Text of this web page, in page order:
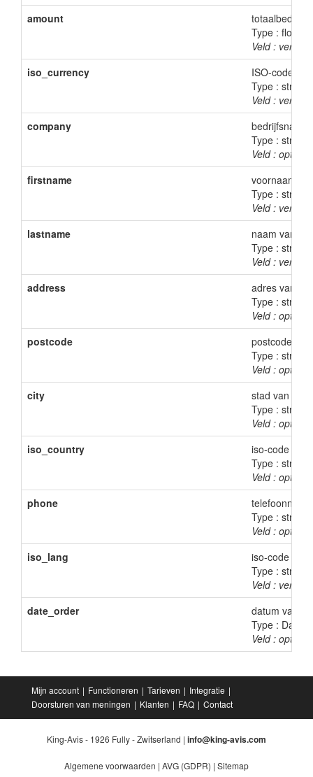
amount
totaalbedrag
Type : float
Veld :
iso_currency
ISO-code
Type :
Veld :
company
bedrijfsnaam
Type : string
Veld :
firstname
voornaam
Type : string
Veld :
lastname
naam van de
Type : string
Veld :
address
adres van de
Type : string
Veld :
postcode
postcode
Type : string
Veld :
city
stad van de
Type : string
Veld :
iso_country
iso-code van
Type :
Veld :
phone
Type : string
Veld :
iso_lang
iso-code van
Type :
Veld :
date_order
datum van
Type :
Veld :
Mijn account Functioneren Tarieven
Integratie
Doorsturen van meningen
Klanten FAQ Contact
King-Avis - 1926 Fully - Zwitserland | info@king-avis.com
Algemene voorwaarden | AVG (GDPR) | Sitemap